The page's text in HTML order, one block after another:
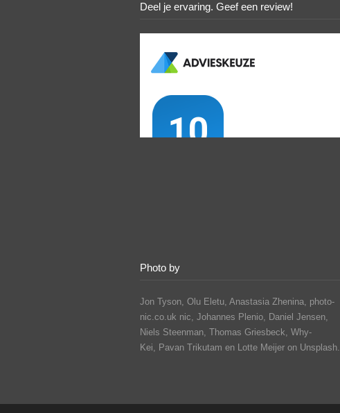
Deel je ervaring. Geef een review!
Photo by
Jon Tyson, Olu Eletu, Anastasia Zhenina, photo-
nic.co.uk nic, Johannes Plenio, Daniel Jensen,
Niels Steenman, Thomas Griesbeck, Why-
Kei, Pavan Trikutam en Lotte Meijer on Unsplash.